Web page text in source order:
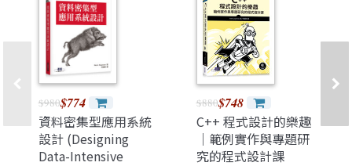
$980$774
資料密集型應用系統
設計 (Designing
Data-Intensive
$880$748
C++ 程式設計的樂趣
｜範例實作與專題研
究的程式設計課